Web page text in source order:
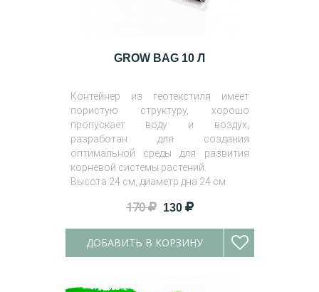
GROW BAG 10 Л
Контейнер из геотекстиля имеет
пористую структуру, хорошо
пропускает воду и воздух,
разработан для создания
оптимальной среды для развития
корневой системы растений.
Высота 24 см, диаметр дна 24 см.
170 130
ДОБАВИТЬ В КОРЗИНУ